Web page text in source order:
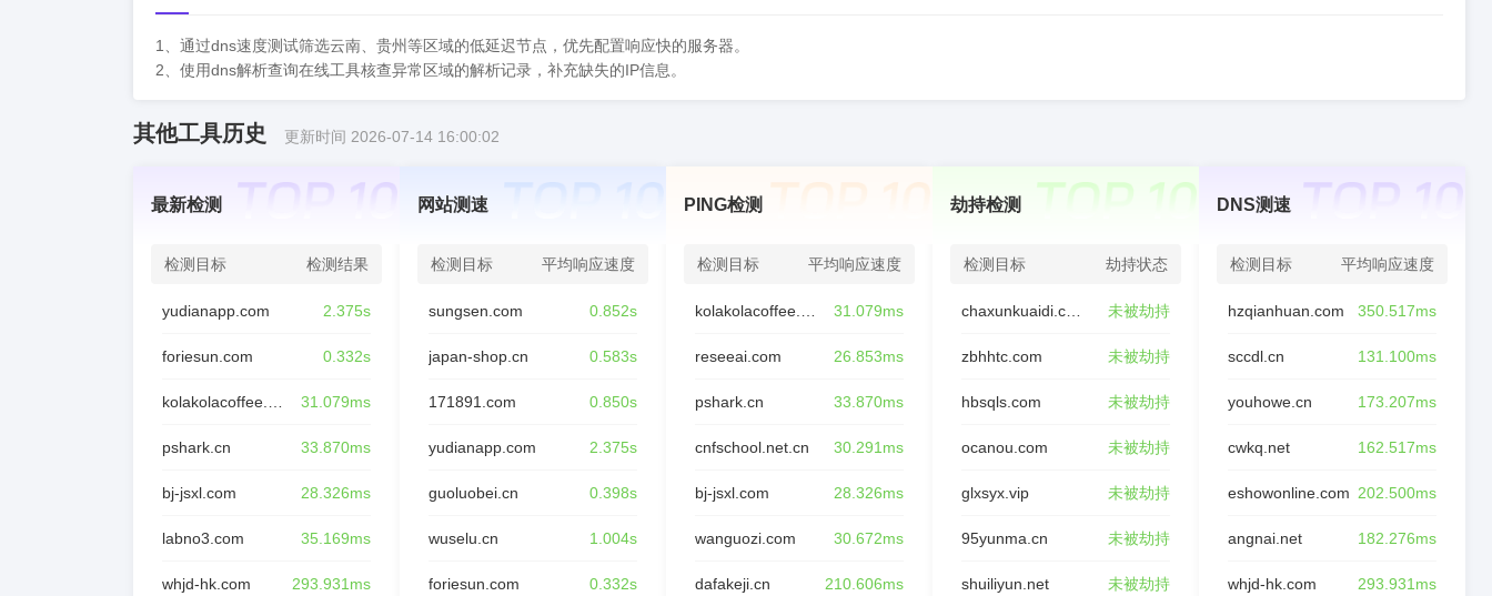
1、通过dns速度测试筛选云南、贵州等区域的低延迟节点，优先配置响应快的服务器。
2、使用dns解析查询在线工具核查异常区域的解析记录，补充缺失的IP信息。
其他工具历史 更新时间 2026-07-14 16:00:02
最新检测
检测目标 检测结果
yudianapp.com 2.375s
foriesun.com 0.332s
31.079ms
pshark.cn 33.870ms
bj-jsxl.com 28.326ms
labno3.com 35.169ms
whjd-hk.com 293.931ms
网站测速
检测目标 平均响应速度
sungsen.com 0.852s
japan-shop.cn 0.583s
171891.com 0.850s
yudianapp.com 2.375s
guoluobei.cn 0.398s
wuselu.cn 1.004s
foriesun.com 0.332s
PING检测
检测目标 平均响应速度
31.079ms
reseeai.com 26.853ms
pshark.cn 33.870ms
cnfschool.net.cn 30.291ms
bj-jsxl.com 28.326ms
wanguozi.com 30.672ms
dafakeji.cn 210.606ms
劫持检测
检测目标 劫持状态
未被劫持
zbhhtc.com 未被劫持
hbsqls.com 未被劫持
ocanou.com 未被劫持
glxsyx.vip 未被劫持
95yunma.cn 未被劫持
shuiliyun.net 未被劫持
DNS测速
检测目标 平均响应速度
hzqianhuan.com 350.517ms
sccdl.cn 131.100ms
youhowe.cn 173.207ms
cwkq.net 162.517ms
eshowonline.com 202.500ms
angnai.net 182.276ms
whjd-hk.com 293.931ms